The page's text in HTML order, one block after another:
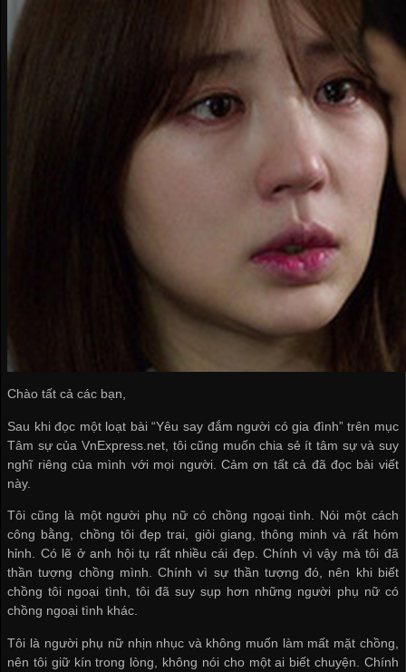
Chào tất cả các bạn,
Sau khi đọc một loạt bài “Yêu say đắm người có gia đình” trên mục
Tâm sự của VnExpress.net, tôi cũng muốn chia sẻ ít tâm sự và suy
nghĩ riêng của mình với mọi người. Cảm ơn tất cả đã đọc bài viết
này.
Tôi cũng là một người phụ nữ có chồng ngoại tình. Nói một cách
công bằng, chồng tôi đẹp trai, giỏi giang, thông minh và rất hóm
hỉnh. Có lẽ ở anh hội tụ rất nhiều cái đẹp. Chính vì vậy mà tôi đã
thần tượng chồng mình. Chính vì sự thần tượng đó, nên khi biết
chồng tôi ngoại tình, tôi đã suy sụp hơn những người phụ nữ có
chồng ngoại tình khác.
Tôi là người phụ nữ nhịn nhục và không muốn làm mất mặt chồng,
nên tôi giữ kín trong lòng, không nói cho một ai biết chuyện. Chính